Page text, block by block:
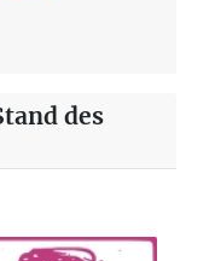
des